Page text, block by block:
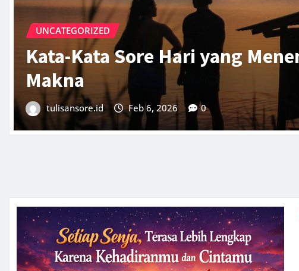
UNCATEGORIZED
Hello world!
tulisansore.id Jan 25, 2026